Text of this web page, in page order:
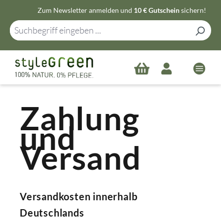
Zum Hauptinhalt springen
Zum Newsletter anmelden und 10 € Gutscheinsichern!
Zahlung
und
Versand
Versandkosten innerhalb
Deutschlands